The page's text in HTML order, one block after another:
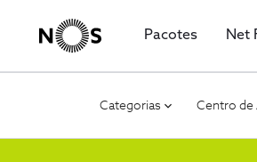
Pacotes Net
Categorias Centro de